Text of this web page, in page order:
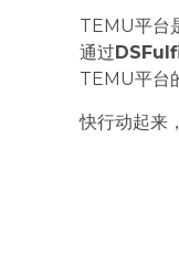
TEMU平台
通过
TEMU平台
快行动起来